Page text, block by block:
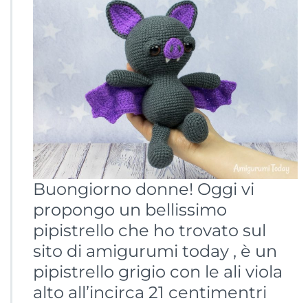
Buongiorno donne! Oggi vi
propongo un bellissimo
pipistrello che ho trovato sul
sito di amigurumi today , è un
pipistrello grigio con le ali viola
alto all’incirca 21 centimentri